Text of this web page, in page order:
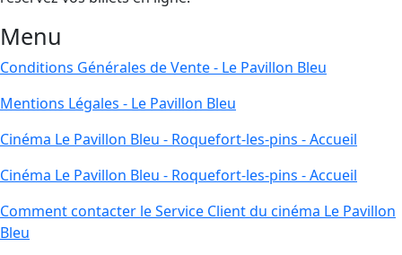
Menu
Conditions Générales de Vente - Le Pavillon Bleu
Mentions Légales - Le Pavillon Bleu
Cinéma Le Pavillon Bleu - Roquefort-les-pins - Accueil
Cinéma Le Pavillon Bleu - Roquefort-les-pins - Accueil
Comment contacter le Service Client du cinéma Le Pavillon
Bleu